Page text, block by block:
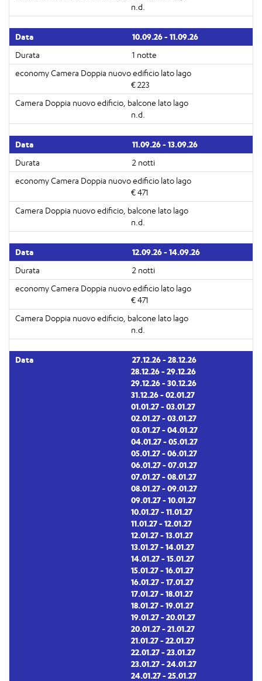
n.d.
10.09.26 - 11.09.26
1 notte
€ 223
n.d.
11.09.26 - 13.09.26
2 notti
€ 471
n.d.
12.09.26 - 14.09.26
2 notti
€ 471
n.d.
27.12.26 - 28.12.26
28.12.26 - 29.12.26
29.12.26 - 30.12.26
31.12.26 - 02.01.27
01.01.27 - 03.01.27
02.01.27 - 03.01.27
03.01.27 - 04.01.27
04.01.27 - 05.01.27
05.01.27 - 06.01.27
06.01.27 - 07.01.27
07.01.27 - 08.01.27
08.01.27 - 09.01.27
09.01.27 - 10.01.27
10.01.27 - 11.01.27
11.01.27 - 12.01.27
12.01.27 - 13.01.27
13.01.27 - 14.01.27
14.01.27 - 15.01.27
15.01.27 - 16.01.27
16.01.27 - 17.01.27
17.01.27 - 18.01.27
18.01.27 - 19.01.27
19.01.27 - 20.01.27
20.01.27 - 21.01.27
21.01.27 - 22.01.27
22.01.27 - 23.01.27
23.01.27 - 24.01.27
24.01.27 - 25.01.27